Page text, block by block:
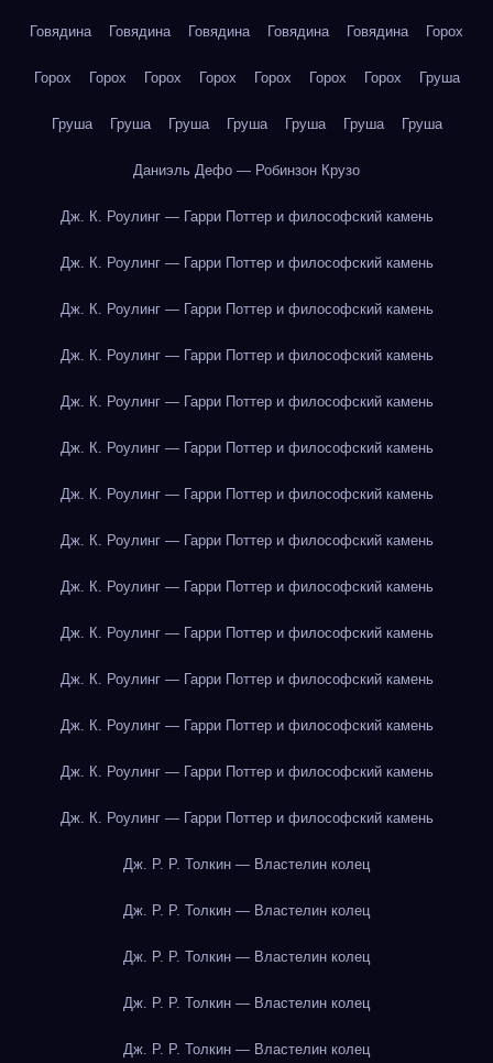
Говядина Говядина Говядина Говядина Говядина Горох
Горох Горох Горох Горох Горох Горох Горох Груша
Груша Груша Груша Груша Груша Груша Груша
Даниэль Дефо — Робинзон Крузо
Дж. К. Роулинг — Гарри Поттер и философский камень
Дж. К. Роулинг — Гарри Поттер и философский камень
Дж. К. Роулинг — Гарри Поттер и философский камень
Дж. К. Роулинг — Гарри Поттер и философский камень
Дж. К. Роулинг — Гарри Поттер и философский камень
Дж. К. Роулинг — Гарри Поттер и философский камень
Дж. К. Роулинг — Гарри Поттер и философский камень
Дж. К. Роулинг — Гарри Поттер и философский камень
Дж. К. Роулинг — Гарри Поттер и философский камень
Дж. К. Роулинг — Гарри Поттер и философский камень
Дж. К. Роулинг — Гарри Поттер и философский камень
Дж. К. Роулинг — Гарри Поттер и философский камень
Дж. К. Роулинг — Гарри Поттер и философский камень
Дж. К. Роулинг — Гарри Поттер и философский камень
Дж. Р. Р. Толкин — Властелин колец
Дж. Р. Р. Толкин — Властелин колец
Дж. Р. Р. Толкин — Властелин колец
Дж. Р. Р. Толкин — Властелин колец
Дж. Р. Р. Толкин — Властелин колец